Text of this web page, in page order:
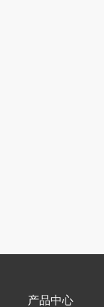
产品中心